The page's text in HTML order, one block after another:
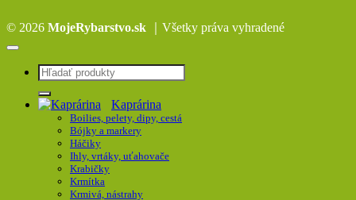
© 2026 MojeRybarstvo.sk ｜Všetky práva vyhradené
Hľadať:
Kaprárina
Boilies, pelety, dipy, cestá
Bójky a markery
Háčiky
Ihly, vrtáky, uťahovače
Krabičky
Krmítka
Krmivá, nástrahy